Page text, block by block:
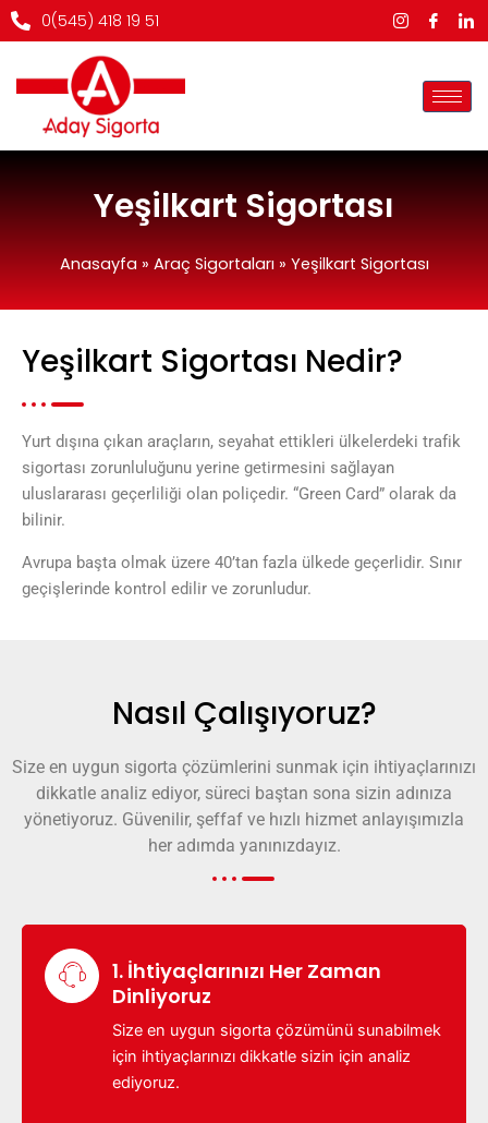
İçeriğe
atla
0(545) 418 19 51
Yeşilkart Sigortası
Anasayfa » Araç Sigortaları» Yeşilkart Sigortası
Yeşilkart Sigortası Nedir?
Yurt dışına çıkan araçların, seyahat ettikleri ülkelerdeki trafik
sigortası zorunluluğunu yerine getirmesini sağlayan
uluslararası geçerliliği olan poliçedir. “Green Card” olarak da
bilinir.
Avrupa başta olmak üzere 40’tan fazla ülkede geçerlidir. Sınır
geçişlerinde kontrol edilir ve zorunludur.
Nasıl Çalışıyoruz?
Size en uygun sigorta çözümlerini sunmak için ihtiyaçlarınızı
dikkatle analiz ediyor, süreci baştan sona sizin adınıza
yönetiyoruz. Güvenilir, şeffaf ve hızlı hizmet anlayışımızla
her adımda yanınızdayız.
1. İhtiyaçlarınızı Her Zaman
Dinliyoruz
Size en uygun sigorta çözümünü sunabilmek
için ihtiyaçlarınızı dikkatle sizin için analiz
ediyoruz.